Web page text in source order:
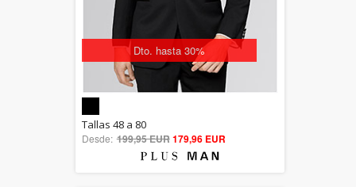
Dto. hasta 30%
out of 5
Tallas 48 a 80
Desde: 199,95 EUR179,96 EUR